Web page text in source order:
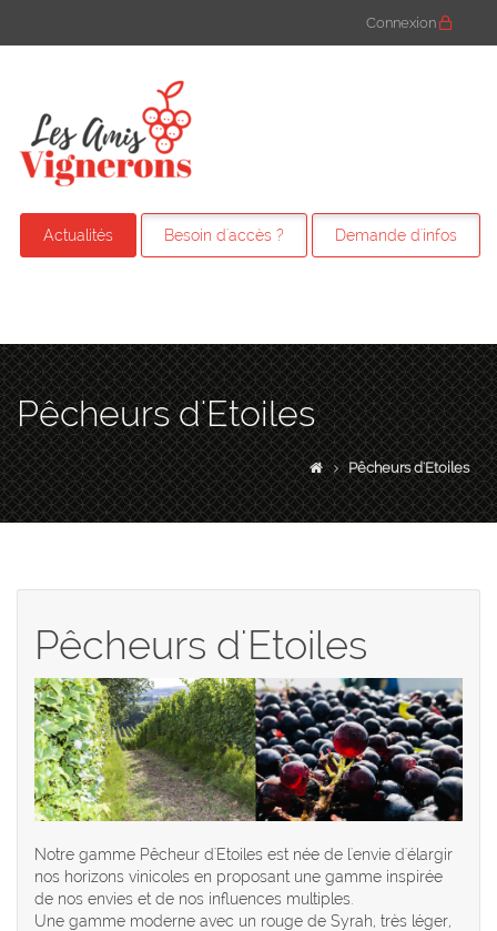
Connexion
Actualités Besoin d'accès ? Demande d'infos
Pêcheurs d'Etoiles
Pêcheurs d'Etoiles
Pêcheurs d'Etoiles
Notre gamme Pêcheur d'Etoiles est née de l'envie d'élargir
nos horizons vinicoles en proposant une gamme inspirée
de nos envies et de nos influences multiples.
Une gamme moderne avec un rouge de Syrah, très léger,